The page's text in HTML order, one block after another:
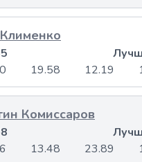
19.58 12.19
Комиссаров
13.48 23.89